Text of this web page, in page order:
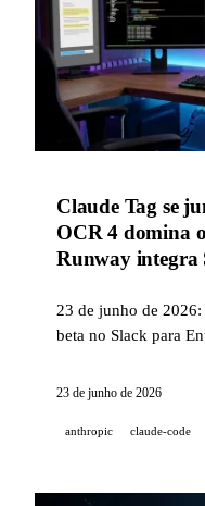
Claude Tag se
OCR 4 domina
Runway integra
23 de junho de
beta no Slack para
Seedance 4K,
intenso.
23 de junho de 2026
anthropic claude-code